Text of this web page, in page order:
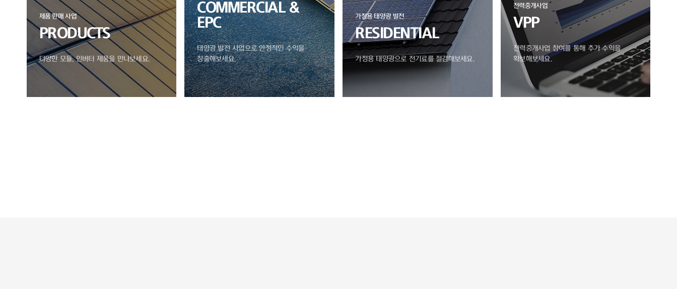
제품 판매 사업
PRODUCTS
다양한 모듈, 인버터 제품을 만나보세요.
COMMERCIAL &
EPC
태양광 발전 사업으로 안정적인 수익을
창출해보세요.
가정용 태양광 발전
RESIDENTIAL
가정용 태양광으로 전기료를 절감해보세요.
전력중개사업
VPP
전력중개사업 참여를 통해 추가 수익을
확보해보세요.